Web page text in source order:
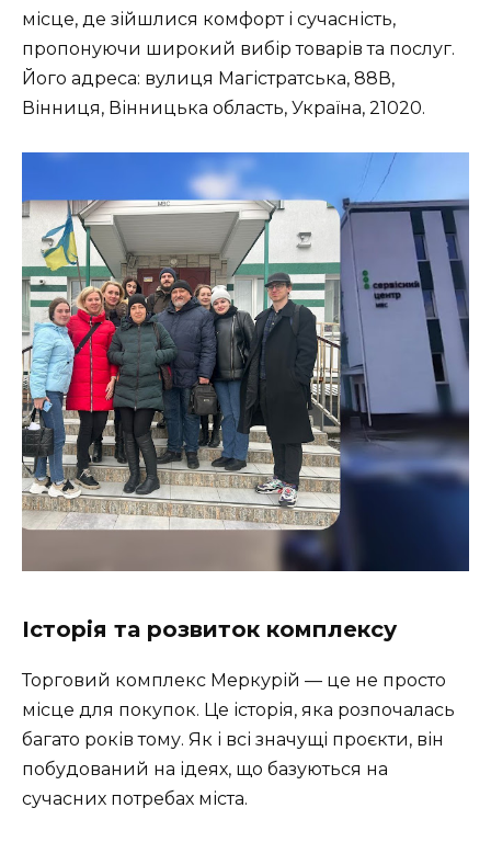
місце, де зійшлися комфорт і сучасність,
пропонуючи широкий вибір товарів та послуг.
Його адреса: вулиця Магістратська, 88В,
Вінниця, Вінницька область, Україна, 21020.
Історія та розвиток комплексу
Торговий комплекс Меркурій — це не просто
місце для покупок. Це історія, яка розпочалась
багато років тому. Як і всі значущі проєкти, він
побудований на ідеях, що базуються на
сучасних потребах міста.